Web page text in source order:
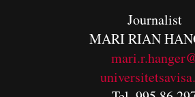
Journalist
MARI RIAN